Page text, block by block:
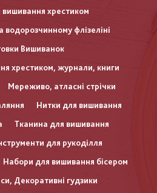
хрестиком
флізеліні
Вишиванок
хрестиком, журнали, книги
Мереживо, атласні стрічки
Нитки для вишивання
Тканина для вишивання
для рукоділля
Набори для вишивання бісером
Декоративні гудзики